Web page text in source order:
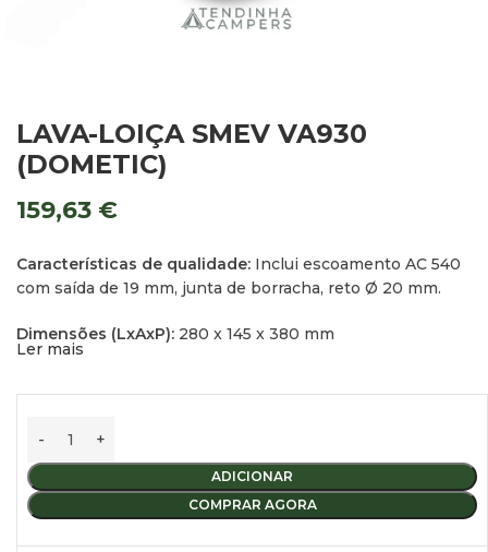
LAVA-LOIÇA SMEV VA930
(DOMETIC)
159,63 €
Características de qualidade: Inclui escoamento AC 540
com saída de 19 mm, junta de borracha, reto Ø 20 mm.
Dimensões (LxAxP): 280 x 145 x 380 mm
Aviso:Torneira não incluída
Ler mais
ADICIONAR
COMPRAR AGORA